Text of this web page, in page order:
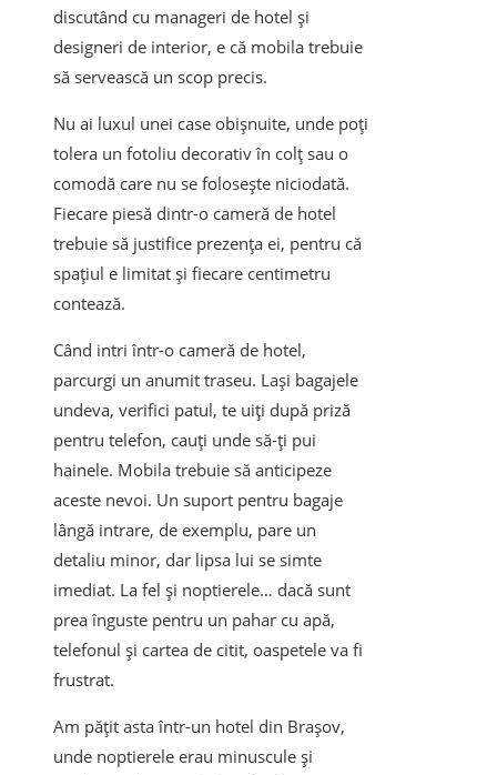
discutând cu manageri de hotel și
designeri de interior, e că mobila trebuie
să servească un scop precis.
Nu ai luxul unei case obișnuite, unde poți
tolera un fotoliu decorativ în colț sau o
comodă care nu se folosește niciodată.
Fiecare piesă dintr-o cameră de hotel
trebuie să justifice prezența ei, pentru că
spațiul e limitat și fiecare centimetru
contează.
Când intri într-o cameră de hotel,
parcurgi un anumit traseu. Lași bagajele
undeva, verifici patul, te uiți după priză
pentru telefon, cauți unde să-ți pui
hainele. Mobila trebuie să anticipeze
aceste nevoi. Un suport pentru bagaje
lângă intrare, de exemplu, pare un
detaliu minor, dar lipsa lui se simte
imediat. La fel și noptierele… dacă sunt
prea înguste pentru un pahar cu apă,
telefonul și cartea de citit, oaspetele va fi
frustrat.
Am pățit asta într-un hotel din Brașov,
unde noptierele erau minuscule și